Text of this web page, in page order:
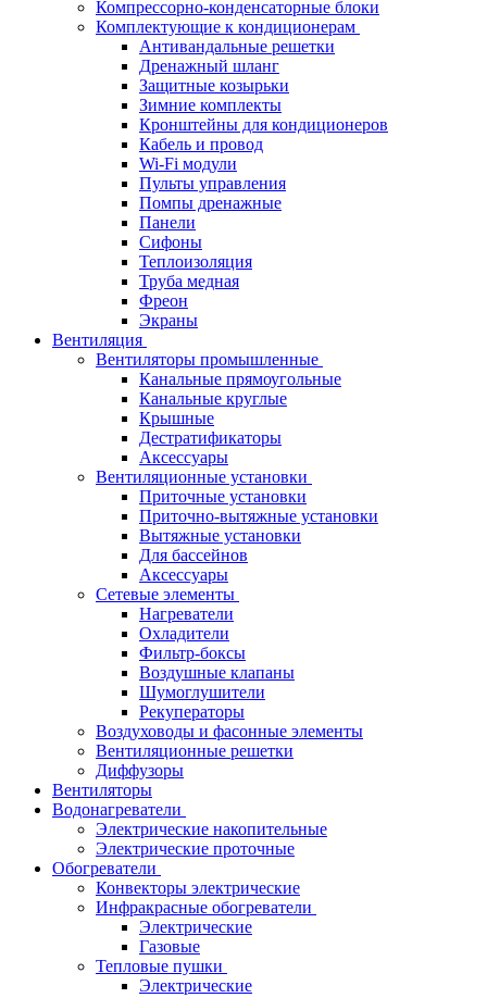
Компрессорно-конденсаторные блоки
Комплектующие к кондиционерам
Антивандальные решетки
Дренажный шланг
Защитные козырьки
Зимние комплекты
Кронштейны для кондиционеров
Кабель и провод
Wi-Fi модули
Пульты управления
Помпы дренажные
Панели
Сифоны
Теплоизоляция
Труба медная
Фреон
Экраны
Вентиляция
Вентиляторы промышленные
Канальные прямоугольные
Канальные круглые
Крышные
Дестратификаторы
Аксессуары
Вентиляционные установки
Приточные установки
Приточно-вытяжные установки
Вытяжные установки
Для бассейнов
Аксессуары
Сетевые элементы
Нагреватели
Охладители
Фильтр-боксы
Воздушные клапаны
Шумоглушители
Рекуператоры
Воздуховоды и фасонные элементы
Вентиляционные решетки
Диффузоры
Вентиляторы
Водонагреватели
Электрические накопительные
Электрические проточные
Обогреватели
Конвекторы электрические
Инфракрасные обогреватели
Электрические
Газовые
Тепловые пушки
Электрические